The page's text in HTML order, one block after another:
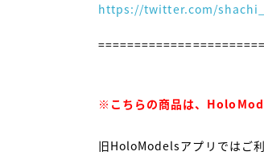
https://twitter.com/
※こちらの商品は、
旧HoloModelsアプリではご